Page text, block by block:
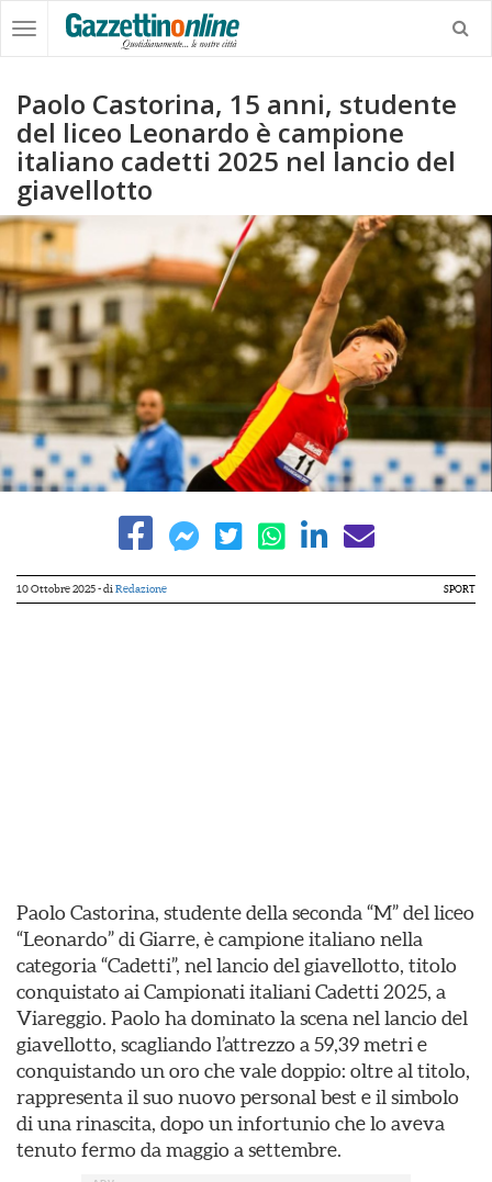
Paolo Castorina, 15 anni, studente
del liceo Leonardo è campione
italiano cadetti 2025 nel lancio del
giavellotto
10 Ottobre 2025- di Redazione SPORT
Paolo Castorina, studente della seconda “M” del liceo
“Leonardo” di Giarre, è campione italiano nella
categoria “Cadetti”, nel lancio del giavellotto, titolo
conquistato ai Campionati italiani Cadetti 2025, a
Viareggio. Paolo ha dominato la scena nel lancio del
giavellotto, scagliando l’attrezzo a 59,39 metri e
conquistando un oro che vale doppio: oltre al titolo,
rappresenta il suo nuovo personal best e il simbolo
di una rinascita, dopo un infortunio che lo aveva
tenuto fermo da maggio a settembre.